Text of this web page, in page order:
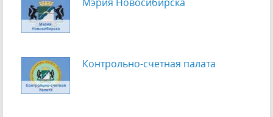
Контрольно-счетная палата